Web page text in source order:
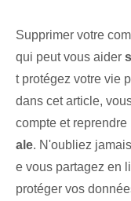
Supprimer votre
qui‌ peut vous aider
t protégez votre vie
dans cet article,
compte et
ale. N'oubliez
e vous partagez en
protéger vos